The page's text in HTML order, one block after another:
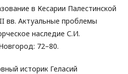
в Кесарии Палестинской
вв. Актуальные проблемы
наследие С.И.
72–80.
историк Геласий